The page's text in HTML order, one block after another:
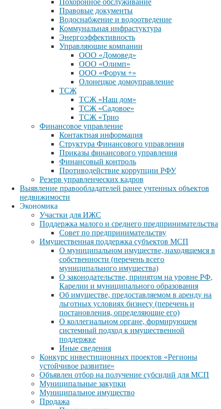
Похоронное обслуживание
Правовые документы
Водоснабжение и водоотведение
Коммунальная инфрастуктура
Энергоэффективность
Управляющие компании
ООО «Домовед»
ООО «Олимп»
ООО «Форум +»
Олонецкое домоуправление
ТСЖ
ТСЖ «Наш дом»
ТСЖ «Садовое»
ТСЖ «Трио
Финансовое управление
Контактная информация
Структура Финансового управления
Приказы финансового управления
Финансовый контроль
Противодействие коррупции РФУ
Резерв управленческих кадров
Выявление правообладателей ранее учтенных объектов
недвижимости
Экономика
Участки для ИЖС
Поддержка малого и среднего предпринимательства
Совет по предпринимательству
Имущественная поддержка субъектов МСП
О муниципальном имуществе, находящемся в
собственности (перечень всего
муниципального имущества)
О законодательстве, принятом на уровне РФ,
Карелии и муниципального образования
Об имуществе, предоставляемом в аренду на
льготных условиях бизнесу (перечень и
постановления, определяющие его)
О коллегиальном органе, формирующем
системный подход к имущественной
поддержке
Иные сведения
Конкурс инвестиционных проектов «Регионы
устойчивое развитие»
Объявлен отбор на получение субсидий для МСП
Муниципальные закупки
Муниципальное имущество
Продажа